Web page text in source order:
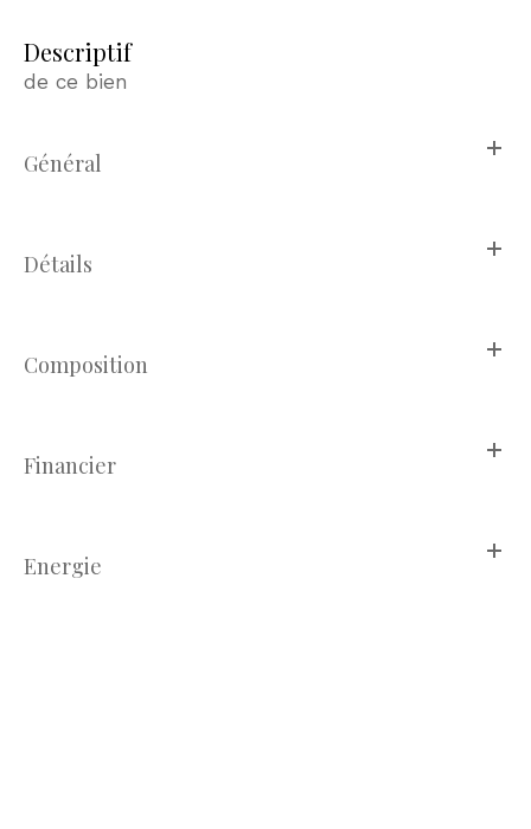
descriptif
de ce bien
Général
Détails
Composition
Financier
Energie